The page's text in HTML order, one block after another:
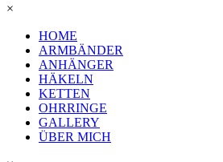
×
HOME
ARMBÄNDER
ANHÄNGER
HÄKELN
KETTEN
OHRRINGE
GALLERY
ÜBER MICH